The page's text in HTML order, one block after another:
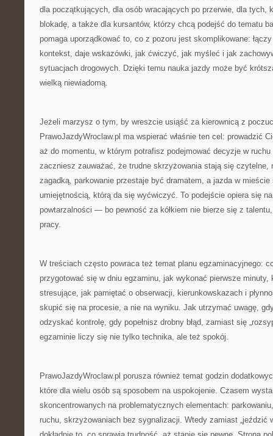
dla początkujących, dla osób wracających po przerwie, dla tych,
blokadę, a także dla kursantów, którzy chcą podejść do tematu
pomaga uporządkować to, co z pozoru jest skomplikowane:
kontekst, daje wskazówki, jak ćwiczyć, jak myśleć i jak
sytuacjach drogowych. Dzięki temu nauka jazdy może być
wielką niewiadomą.
Jeżeli marzysz o tym, by wreszcie usiąść za kierownicą z
PrawoJazdyWroclaw.pl ma wspierać właśnie ten cel: prowadzić
aż do momentu, w którym potrafisz podejmować decyzje w
zaczniesz zauważać, że trudne skrzyżowania stają się czytelne,
zagadką, parkowanie przestaje być dramatem, a jazda w
umiejętnością, którą da się wyćwiczyć. To podejście opiera się
powtarzalności — bo pewność za kółkiem nie bierze się z
pracy.
W treściach często powraca też temat planu egzaminacyjnego:
przygotować się w dniu egzaminu, jak wykonać pierwsze minuty,
stresujące, jak pamiętać o obserwacji, kierunkowskazach i
skupić się na procesie, a nie na wyniku. Jak utrzymać uwagę,
odzyskać kontrolę, gdy popełnisz drobny błąd, zamiast się
egzaminie liczy się nie tylko technika, ale też spokój.
PrawoJazdyWroclaw.pl porusza również temat godzin
które dla wielu osób są sposobem na uspokojenie. Czasem
skoncentrowanych na problematycznych elementach:
ruchu, skrzyżowaniach bez sygnalizacji. Wtedy zamiast „jeździć